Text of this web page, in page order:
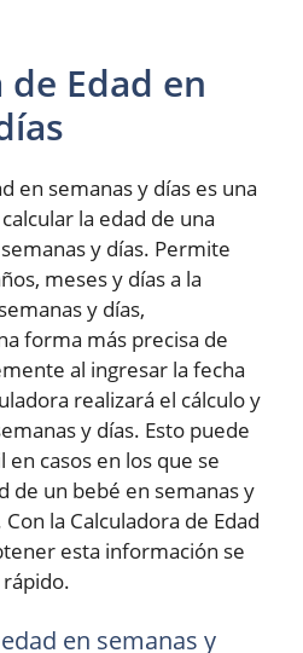
Edad en
en semanas y días es una
la edad de una
y días. Permite
meses y días a la
y días,
forma más precisa de
al ingresar la fecha
realizará el cálculo y
y días. Esto puede
casos en los que se
de un bebé en semanas y
la Calculadora de Edad
esta información se
en semanas y